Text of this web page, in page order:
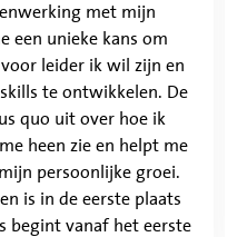
met mijn
een unieke kans om
leider ik wil zijn en
te ontwikkelen. De
quo uit over hoe ik
heen zie en helpt me
persoonlijke groei.
is in de eerste plaats
begint vanaf het eerste